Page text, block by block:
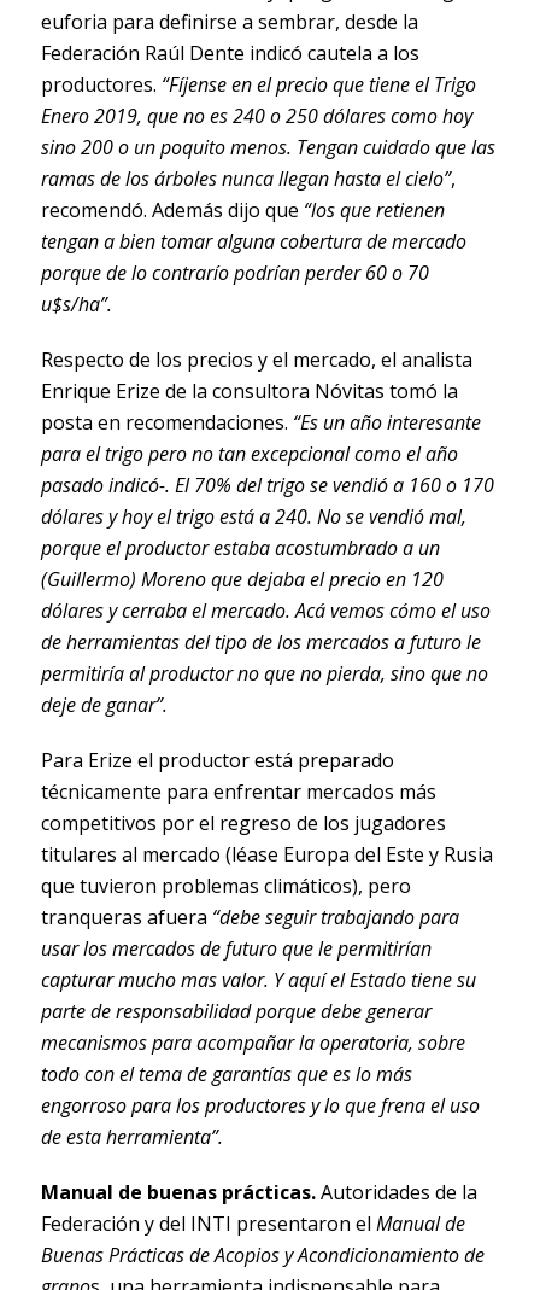
euforia para definirse a sembrar, desde la
Federación Raúl Dente indicó cautela a los
productores. “Fíjense en el precio que tiene el Trigo
Enero 2019, que no es 240 o 250 dólares como hoy
sino 200 o un poquito menos. Tengan cuidado que las
ramas de los árboles nunca llegan hasta el cielo”,
recomendó. Además dijo que “los que retienen
tengan a bien tomar alguna cobertura de mercado
porque de lo contrarío podrían perder 60 o 70
u$s/ha”.
Respecto de los precios y el mercado, el analista
Enrique Erize de la consultora Nóvitas tomó la
posta en recomendaciones. “Es un año interesante
para el trigo pero no tan excepcional como el año
pasado indicó-. El 70% del trigo se vendió a 160 o 170
dólares y hoy el trigo está a 240. No se vendió mal,
porque el productor estaba acostumbrado a un
(Guillermo) Moreno que dejaba el precio en 120
dólares y cerraba el mercado. Acá vemos cómo el uso
de herramientas del tipo de los mercados a futuro le
permitiría al productor no que no pierda, sino que no
deje de ganar”.
Para Erize el productor está preparado
técnicamente para enfrentar mercados más
competitivos por el regreso de los jugadores
titulares al mercado (léase Europa del Este y Rusia
que tuvieron problemas climáticos), pero
tranqueras afuera “debe seguir trabajando para
usar los mercados de futuro que le permitirían
capturar mucho mas valor. Y aquí el Estado tiene su
parte de responsabilidad porque debe generar
mecanismos para acompañar la operatoria, sobre
todo con el tema de garantías que es lo más
engorroso para los productores y lo que frena el uso
de esta herramienta”.
Manual de buenas prácticas.Autoridades de la
Federación y del INTI presentaron el Manual de
Buenas Prácticas de Acopios y Acondicionamiento de